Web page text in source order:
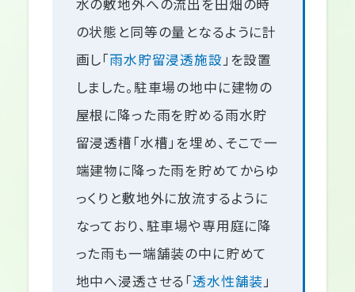
の状態と同等の量となるように計
画し「雨水貯留浸透施設 」を設置
しました。駐車場の地中に建物の
屋根に降った雨を貯める雨水貯
留浸透槽「水槽」を埋め、そこで一
端建物に降った雨を貯めてからゆ
っくりと敷地外に放流するように
なっており、駐車場や専用庭に降
った雨も一端舗装の中に貯めて
地中へ浸透させる「透水性舗装 」